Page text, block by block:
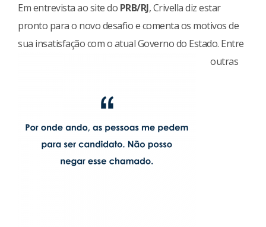
Em entrevista ao site do PRB/RJ, Crivella diz estar
pronto para o novo desafio e comenta os motivos de
sua insatisfação com oatual Governo do Estado. Entre
outras